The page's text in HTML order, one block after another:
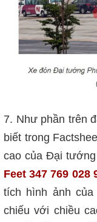
7. Như phần trên
biết trong
cao của Đại
Feet 347 769 028
tích hình ảnh của
chiếu với chiều